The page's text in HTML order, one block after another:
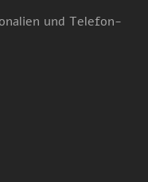
und Telefon-